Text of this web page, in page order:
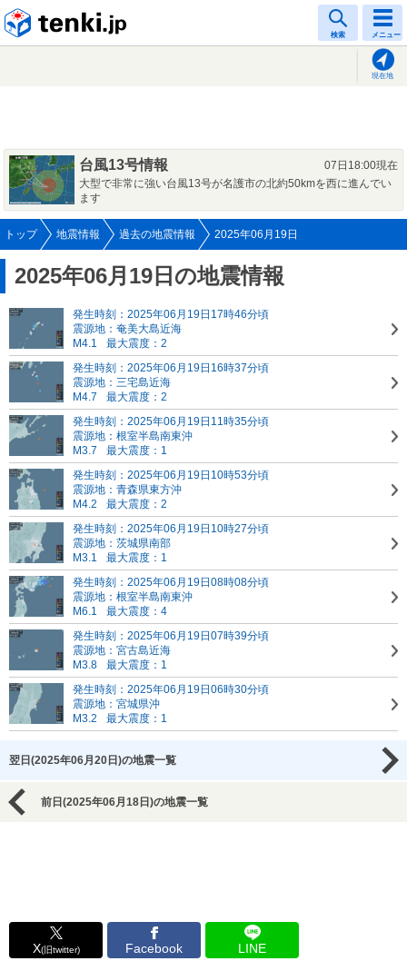
検索 メニュー
現在地
台風13号情報
07日18:00現在
大型で非常に強い台風13号が名護市の北約50kmを西に進んでい
ます
トップ 地震情報 過去の地震情報 2025年06月19日
2025年06月19日の地震情報
発生時刻：2025年06月19日17時46分頃
震源地：奄美大島近海
M4.1
最大震度：2
発生時刻：2025年06月19日16時37分頃
震源地：三宅島近海
M4.7
最大震度：2
発生時刻：2025年06月19日11時35分頃
震源地：根室半島南東沖
M3.7
最大震度：1
発生時刻：2025年06月19日10時53分頃
震源地：青森県東方沖
M4.2
最大震度：2
発生時刻：2025年06月19日10時27分頃
震源地：茨城県南部
M3.1
最大震度：1
発生時刻：2025年06月19日08時08分頃
震源地：根室半島南東沖
M6.1
最大震度：4
発生時刻：2025年06月19日07時39分頃
震源地：宮古島近海
M3.8
最大震度：1
発生時刻：2025年06月19日06時30分頃
震源地：宮城県沖
M3.2
最大震度：1
翌日(2025年06月20日)の地震一覧
前日(2025年06月18日)の地震一覧
X(旧twitter) Facebook LINE